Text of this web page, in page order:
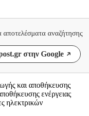
αποτελέσματα αναζήτησης
στην Google
και αποθήκευσης
ενέργειας
ηλεκτρικών